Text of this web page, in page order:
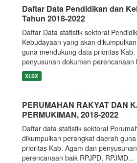
Daftar Data Pendidikan dan
Tahun 2018-2022
Daftar Data statistik sektoral
Kebudayaan yang akan
guna mendukung data prioritas Kab.
penyusunan dokumen perencanaan
XLSX
PERUMAHAN RAKYAT DAN
PERMUKIMAN, 2018-2022
Daftar data statistik sektoral
dikumpulkan perangkat daerah
prioritas Kab. Agam dan
perencanaan baik RPJPD, RPJMD...